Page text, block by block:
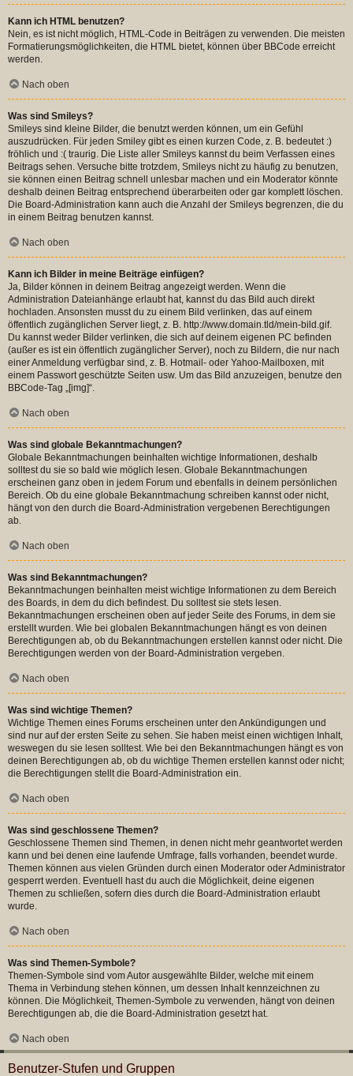
Kann ich HTML benutzen?
Nein, es ist nicht möglich, HTML-Code in Beiträgen zu verwenden. Die meisten
Formatierungsmöglichkeiten, die HTML bietet, können über BBCode erreicht
werden.
Nach oben
Was sind Smileys?
Smileys sind kleine Bilder, die benutzt werden können, um ein Gefühl
auszudrücken. Für jeden Smiley gibt es einen kurzen Code, z. B. bedeutet :)
fröhlich und :( traurig. Die Liste aller Smileys kannst du beim Verfassen eines
Beitrags sehen. Versuche bitte trotzdem, Smileys nicht zu häufig zu benutzen,
sie können einen Beitrag schnell unlesbar machen und ein Moderator könnte
deshalb deinen Beitrag entsprechend überarbeiten oder gar komplett löschen.
Die Board-Administration kann auch die Anzahl der Smileys begrenzen, die du
in einem Beitrag benutzen kannst.
Nach oben
Kann ich Bilder in meine Beiträge einfügen?
Ja, Bilder können in deinem Beitrag angezeigt werden. Wenn die
Administration Dateianhänge erlaubt hat, kannst du das Bild auch direkt
hochladen. Ansonsten musst du zu einem Bild verlinken, das auf einem
öffentlich zugänglichen Server liegt, z. B. http://www.domain.tld/mein-bild.gif.
Du kannst weder Bilder verlinken, die sich auf deinem eigenen PC befinden
(außer es ist ein öffentlich zugänglicher Server), noch zu Bildern, die nur nach
einer Anmeldung verfügbar sind, z. B. Hotmail- oder Yahoo-Mailboxen, mit
einem Passwort geschützte Seiten usw. Um das Bild anzuzeigen, benutze den
BBCode-Tag „[img]“.
Nach oben
Was sind globale Bekanntmachungen?
Globale Bekanntmachungen beinhalten wichtige Informationen, deshalb
solltest du sie so bald wie möglich lesen. Globale Bekanntmachungen
erscheinen ganz oben in jedem Forum und ebenfalls in deinem persönlichen
Bereich. Ob du eine globale Bekanntmachung schreiben kannst oder nicht,
hängt von den durch die Board-Administration vergebenen Berechtigungen
ab.
Nach oben
Was sind Bekanntmachungen?
Bekanntmachungen beinhalten meist wichtige Informationen zu dem Bereich
des Boards, in dem du dich befindest. Du solltest sie stets lesen.
Bekanntmachungen erscheinen oben auf jeder Seite des Forums, in dem sie
erstellt wurden. Wie bei globalen Bekanntmachungen hängt es von deinen
Berechtigungen ab, ob du Bekanntmachungen erstellen kannst oder nicht. Die
Berechtigungen werden von der Board-Administration vergeben.
Nach oben
Was sind wichtige Themen?
Wichtige Themen eines Forums erscheinen unter den Ankündigungen und
sind nur auf der ersten Seite zu sehen. Sie haben meist einen wichtigen Inhalt,
weswegen du sie lesen solltest. Wie bei den Bekanntmachungen hängt es von
deinen Berechtigungen ab, ob du wichtige Themen erstellen kannst oder nicht;
die Berechtigungen stellt die Board-Administration ein.
Nach oben
Was sind geschlossene Themen?
Geschlossene Themen sind Themen, in denen nicht mehr geantwortet werden
kann und bei denen eine laufende Umfrage, falls vorhanden, beendet wurde.
Themen können aus vielen Gründen durch einen Moderator oder Administrator
gesperrt werden. Eventuell hast du auch die Möglichkeit, deine eigenen
Themen zu schließen, sofern dies durch die Board-Administration erlaubt
wurde.
Nach oben
Was sind Themen-Symbole?
Themen-Symbole sind vom Autor ausgewählte Bilder, welche mit einem
Thema in Verbindung stehen können, um dessen Inhalt kennzeichnen zu
können. Die Möglichkeit, Themen-Symbole zu verwenden, hängt von deinen
Berechtigungen ab, die die Board-Administration gesetzt hat.
Nach oben
Benutzer-Stufen und Gruppen